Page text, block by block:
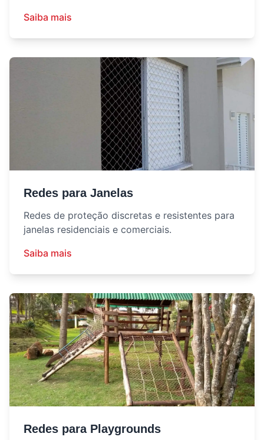
Saiba mais
Redes para Janelas
Redes de proteção discretas e resistentes para
janelas residenciais e comerciais.
Saiba mais
Redes para Playgrounds